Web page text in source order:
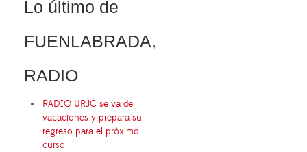
Lo último de
FUENLABRADA,
RADIO
RADIO URJC se va de
vacaciones y prepara su
regreso para el próximo
curso